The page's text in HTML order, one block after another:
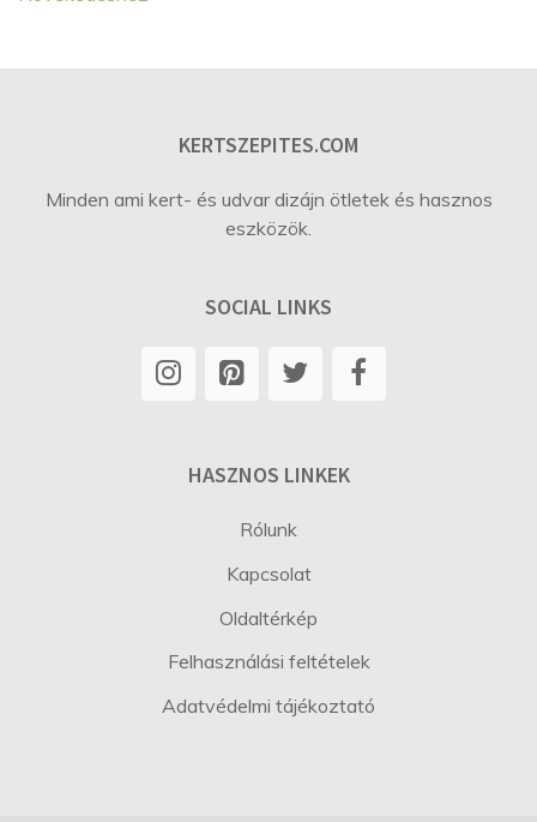
KERTSZEPITES.COM
Minden ami kert- és udvar dizájn ötletek és hasznos
eszközök.
SOCIAL LINKS
HASZNOS LINKEK
Rólunk
Kapcsolat
Oldaltérkép
Felhasználási feltételek
Adatvédelmi tájékoztató